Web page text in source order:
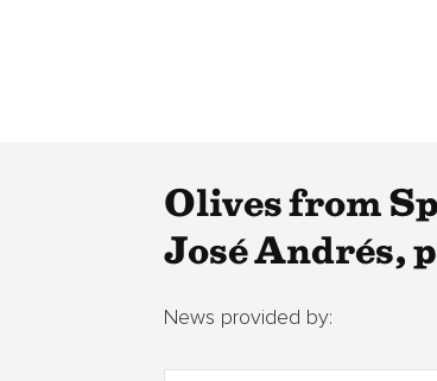
Olives from
José Andrés,
News provided by: